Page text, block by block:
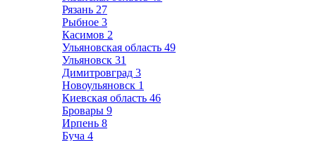
Рязань 27
Рыбное 3
Касимов 2
Ульяновская область 49
Ульяновск 31
Димитровград 3
Новоульяновск 1
Киевская область 46
Бровары 9
Ирпень 8
Буча 4